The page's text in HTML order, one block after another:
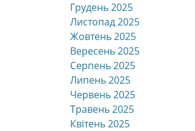
Грудень 2025
Листопад 2025
Жовтень 2025
Вересень 2025
Серпень 2025
Липень 2025
Червень 2025
Травень 2025
Квітень 2025